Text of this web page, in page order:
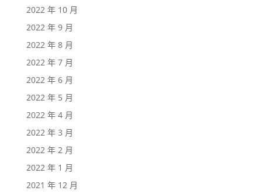
2022 年 10 月
2022 年 9 月
2022 年 8 月
2022 年 7 月
2022 年 6 月
2022 年 5 月
2022 年 4 月
2022 年 3 月
2022 年 2 月
2022 年 1 月
2021 年 12 月